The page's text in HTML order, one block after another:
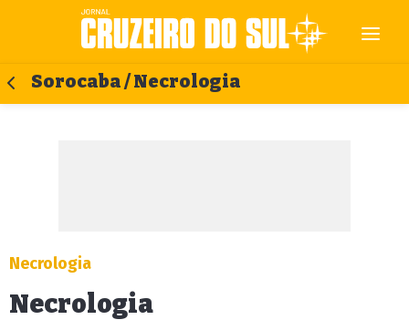
Sorocaba / Necrologia
Necrologia
Necrologia